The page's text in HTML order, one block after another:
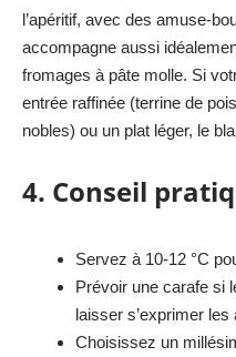
l’apéritif, avec des amuse-
accompagne aussi
fromages à pâte molle. Si
entrée raffinée (terrine de
nobles) ou un plat léger, le
4. Conseil
Servez à 10-12 °C
Prévoir une carafe si
laisser s’exprimer les
Choisissez un